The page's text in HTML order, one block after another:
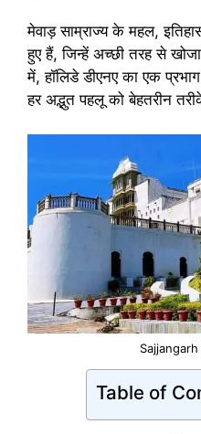
मेवाड़ साम्राज्य के महल,
हुए हैं, जिन्हें अच्छी तरह से
में, हॉलिडे डीएनए का एक
हर अद्भुत पहलू को बेहतरीन
Table of